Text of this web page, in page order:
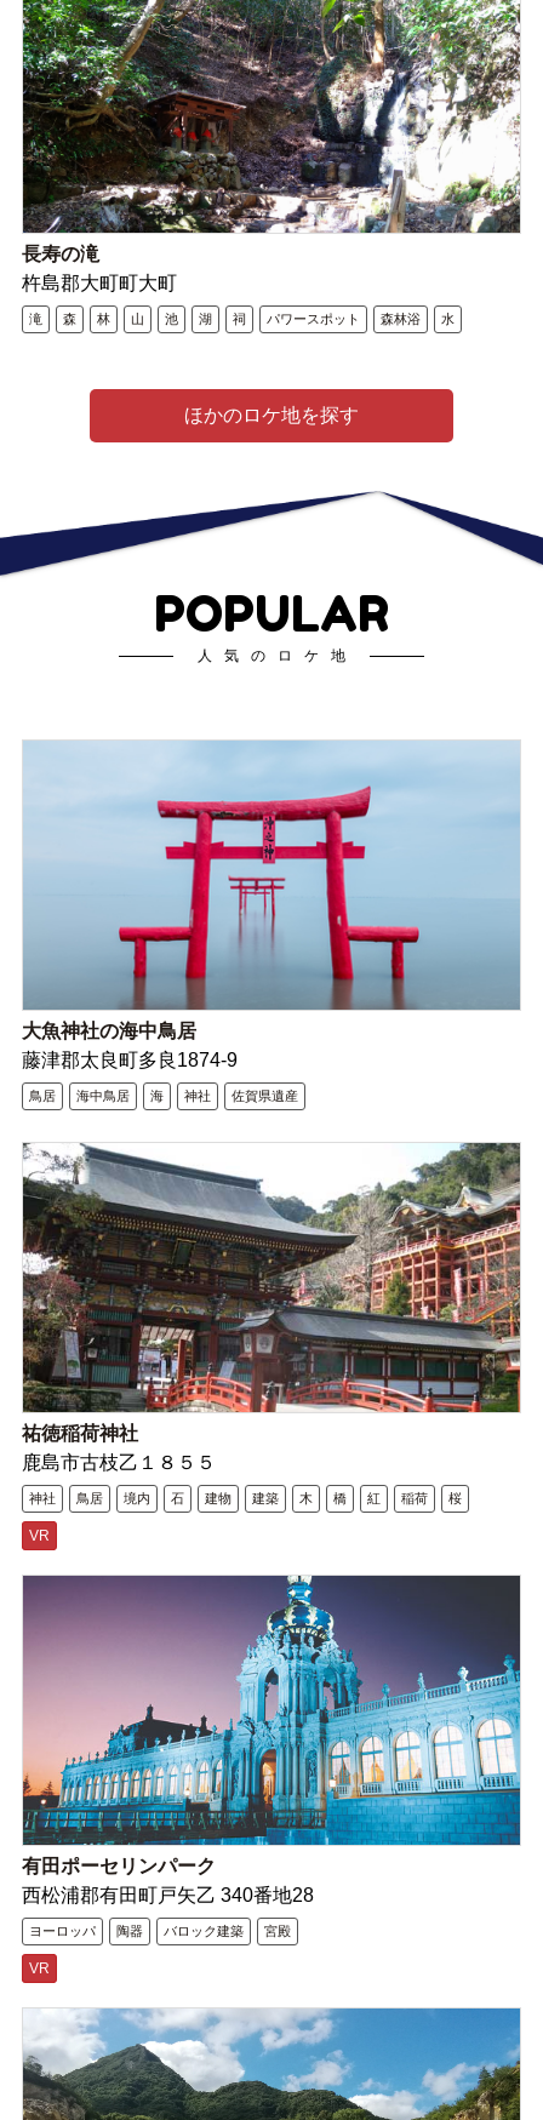
長寿の滝
杵島郡大町町大町
滝 森 林 山 池 湖 祠 パワースポット 森林浴 水
ほかのロケ地を探す
POPULAR
人気のロケ地
大魚神社の海中鳥居
藤津郡太良町多良1874-9
鳥居 海中鳥居 海 神社 佐賀県遺産
祐徳稲荷神社
鹿島市古枝乙１８５５
神社 鳥居 境内 石 建物 建築 木 橋 紅 稲荷 桜
VR
有田ポーセリンパーク
西松浦郡有田町戸矢乙 340番地28
ヨーロッパ 陶器 バロック建築 宮殿
VR